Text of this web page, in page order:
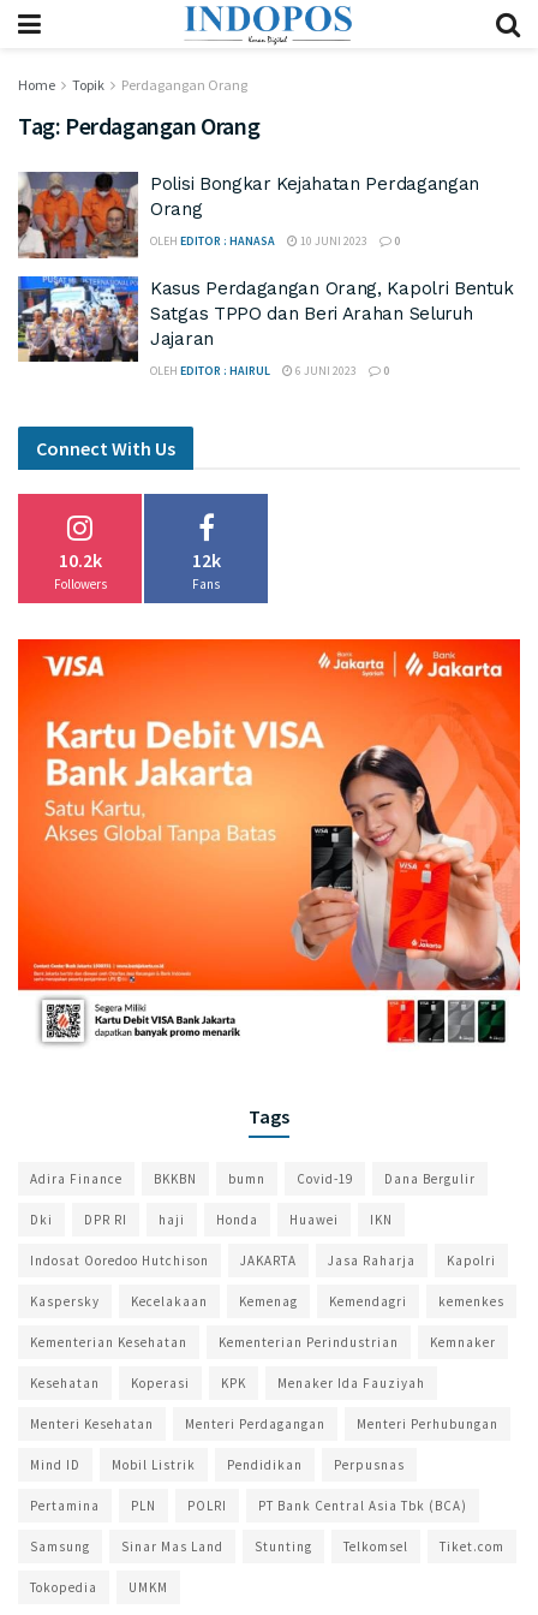
Home Topik Perdagangan Orang
Tag: Perdagangan Orang
Polisi Bongkar Kejahatan Perdagangan
Orang
OLEH EDITOR : HANASA 10 JUNI 2023 0
Kasus Perdagangan Orang, Kapolri Bentuk
Satgas TPPO dan Beri Arahan Seluruh
Jajaran
OLEH EDITOR : HAIRUL 6 JUNI 2023 0
Connect With Us
10.2k
Followers
12k
Fans
Tags
Adira Finance BKKBN bumn Covid-19 Dana Bergulir
Dki DPR RI haji Honda Huawei IKN
Indosat Ooredoo Hutchison JAKARTA Jasa Raharja Kapolri
Kaspersky Kecelakaan Kemenag Kemendagri kemenkes
Kementerian Kesehatan Kementerian Perindustrian Kemnaker
Kesehatan Koperasi KPK Menaker Ida Fauziyah
Menteri Kesehatan Menteri Perdagangan Menteri Perhubungan
Mind ID Mobil Listrik Pendidikan Perpusnas
Pertamina PLN POLRI PT Bank Central Asia Tbk (BCA)
Samsung Sinar Mas Land Stunting Telkomsel Tiket.com
Tokopedia UMKM